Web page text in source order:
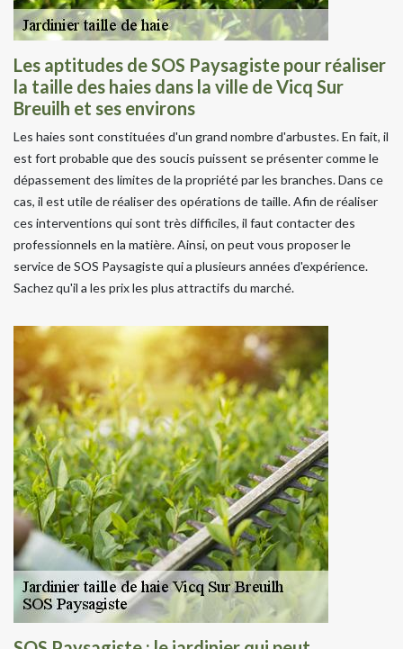
Les aptitudes de SOS Paysagiste pour réaliser
la taille des haies dans la ville de Vicq Sur
Breuilh et ses environs
Les haies sont constituées d'un grand nombre d'arbustes. En fait, il
est fort probable que des soucis puissent se présenter comme le
dépassement des limites de la propriété par les branches. Dans ce
cas, il est utile de réaliser des opérations de taille. Afin de réaliser
ces interventions qui sont très difficiles, il faut contacter des
professionnels en la matière. Ainsi, on peut vous proposer le
service de SOS Paysagiste qui a plusieurs années d'expérience.
Sachez qu'il a les prix les plus attractifs du marché.